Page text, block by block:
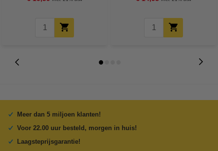
Meer dan 5 miljoen klanten!
Voor 22.00 uur besteld, morgen in huis!
Laagsteprijsgarantie!